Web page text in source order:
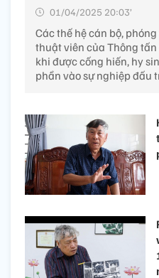
01/04/2025 20:03’
Các thế hệ cán bộ,
thuật viên của Thông
khi được cống hiến, hy
phần vào sự nghiệp đấu